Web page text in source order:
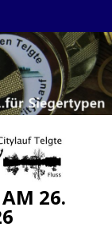
AM 26.